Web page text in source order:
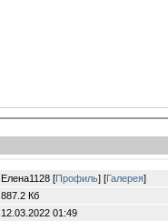
Елена1128 [Профиль] [Галерея]
887.2 Кб
12.03.2022 01:49